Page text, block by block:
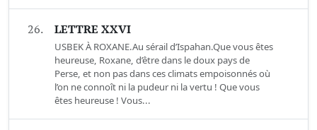
26. LETTRE XXVI
USBEK À ROXANE.Au sérail d’Ispahan.Que vous êtes
heureuse, Roxane, d’être dans le doux pays de
Perse, et non pas dans ces climats empoisonnés où
l’on ne connoît ni la pudeur ni la vertu ! Que vous
êtes heureuse ! Vous...